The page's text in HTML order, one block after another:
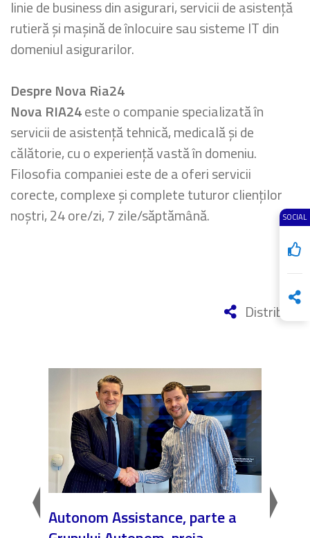
SOCIAL
linie de business din asigurari, servicii de asistență
rutieră și mașină de înlocuire sau sisteme IT din
domeniul asigurarilor.
Despre Nova Ria24
Nova RIA24este o companie specializată în
servicii de asistență tehnică, medicală și de
călătorie, cu o experiență vastă în domeniu.
Filosofia companiei este de a oferi servicii
corecte, complexe și complete tuturor clienților
noștri, 24 ore/zi, 7 zile/săptămână.
Distribuie
Autonom Assistance, parte a